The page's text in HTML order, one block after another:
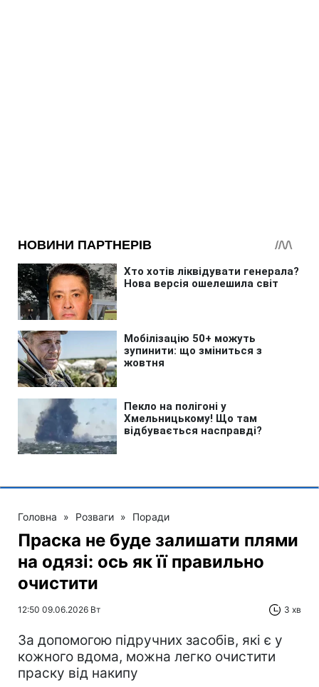
Головна » Розваги » Поради
Праска не буде залишати плями
на одязі: ось як її правильно
очистити
12:50 09.06.2026 Вт 3 хв
За допомогою підручних засобів, які є у
кожного вдома, можна легко очистити
праску від накипу